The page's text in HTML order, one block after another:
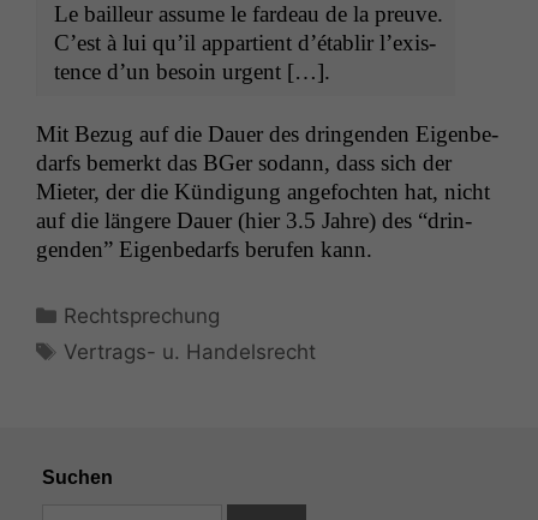
Le bailleur assume le fardeau de la preuve.
C’est à lui qu’il appar­tient d’établir l’ex­is­
tence d’un besoin urgent […].
Mit Bezug auf die Dauer des drin­gen­den Eigenbe­
darfs bemerkt das BGer sodann, dass sich der
Mieter, der die Kündi­gung ange­focht­en hat, nicht
auf die län­gere Dauer (hier 3.5 Jahre) des “drin­
gen­den” Eigenbe­darfs berufen kann.
Kategorien
Rechtsprechung
Schlagwörter
Vertrags- u. Handelsrecht
Suchen